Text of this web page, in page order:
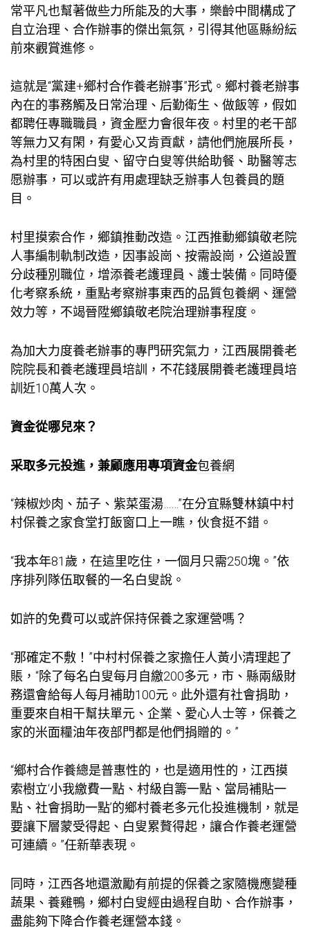
常平凡也幫著做些力所能及的大事，樂齡中間構成了
自立治理、合作辦事的傑出氣氛，引得其他區縣紛紜
前來觀賞進修。
這就是“黨建+鄉村合作養老辦事”形式。鄉村養老辦事
內在的事務觸及日常治理、后勤衛生、做飯等，假如
都聘任專職職員，資金壓力會很年夜。村里的老干部
等無力又有閑，有愛心又肯貢獻，請他們施展所長，
為村里的特困白叟、留守白叟等供給助餐、助醫等志
愿辦事，可以或許有用處理缺乏辦事人包養員的題
目。
村里摸索合作，鄉鎮推動改造。江西推動鄉鎮敬老院
人事編制軌制改造，因事設崗、按需設崗，公道設置
分歧種別職位，增添養老護理員、護士裝備。同時優
化考察系統，重點考察辦事東西的品質包養網 、運營
效力等，不竭晉陞鄉鎮敬老院治理辦事程度。
為加大力度養老辦事的專門研究氣力，江西展開養老
院院長和養老護理員培訓，不花錢展開養老護理員培
訓近10萬人次。
資金從哪兒來？
采取多元投進，兼顧應用專項資金包養網
“辣椒炒肉、茄子、紫菜蛋湯……”在分宜縣雙林鎮中村
村保養之家食堂打飯窗口上一瞧，伙食挺不錯。
“我本年81歲，在這里吃住，一個月只需250塊。”依
序排列隊伍取餐的一名白叟說。
如許的免費可以或許保持保養之家運營嗎？
“那確定不敷！”中村村保養之家擔任人黃小清理起了
賬，“除了每名白叟每月自繳200多元，市、縣兩級財
務還會給每人每月補助100元。此外還有社會捐助，
重要來自相干幫扶單元、企業、愛心人士等，保養之
家的米面糧油年夜部門都是他們捐贈的。”
“鄉村合作養總是普惠性的，也是適用性的，江西摸
索樹立‘小我繳費一點、村級自籌一點、當局補貼一
點、社會捐助一點’的鄉村養老多元化投進機制，就是
要讓下層蒙受得起、白叟累贅得起，讓合作養老運營
可連續。”任新華表現。
同時，江西各地還激勵有前提的保養之家隨機應變種
蔬果、養雞鴨，鄉村白叟經由過程自助、合作辦事，
盡能夠下降合作養老運營本錢。